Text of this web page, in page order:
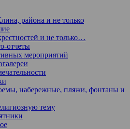
района и не только
и не только…
отчеты
мероприятий
набережные, пляжи, фонтаны и
тему